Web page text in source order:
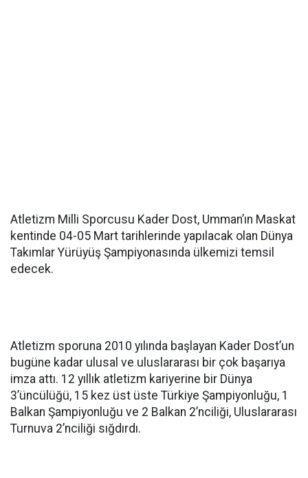
Atletizm Milli Sporcusu Kader Dost, Umman’ın Maskat
kentinde 04-05 Mart tarihlerinde yapılacak olan Dünya
Takımlar Yürüyüş Şampiyonasında ülkemizi temsil
edecek.
Atletizm sporuna 2010 yılında başlayan Kader Dost’un
bugüne kadar ulusal ve uluslararası bir çok başarıya
imza attı. 12 yıllık atletizm kariyerine bir Dünya
3’üncülüğü, 15 kez üst üste Türkiye Şampiyonluğu, 1
Balkan Şampiyonluğu ve 2 Balkan 2’nciliği, Uluslararası
Turnuva 2’nciliği sığdırdı.